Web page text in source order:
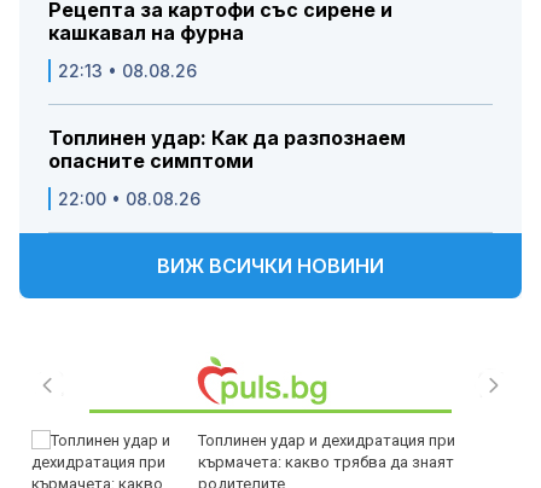
Рецепта за картофи със сирене и
кашкавал на фурна
22:13 • 08.08.26
Топлинен удар: Как да разпознаем
опасните симптоми
22:00 • 08.08.26
ВИЖ ВСИЧКИ НОВИНИ
Топлинен удар и дехидратация при
кърмачета: какво трябва да знаят
родителите